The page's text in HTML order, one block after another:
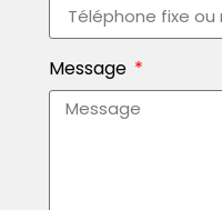
Message